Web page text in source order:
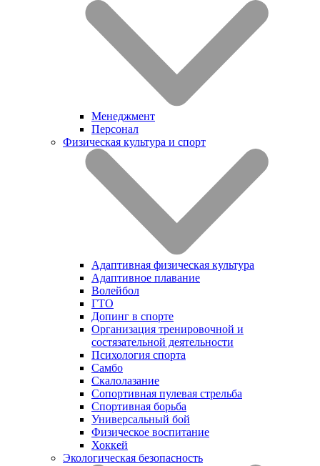
Менеджмент
Персонал
Физическая культура и спорт
Адаптивная физическая культура
Адаптивное плавание
Волейбол
ГТО
Допинг в спорте
Организация тренировочной и
состязательной деятельности
Психология спорта
Самбо
Скалолазание
Сопортивная пулевая стрельба
Спортивная борьба
Универсальный бой
Физическое воспитание
Хоккей
Экологическая безопасность